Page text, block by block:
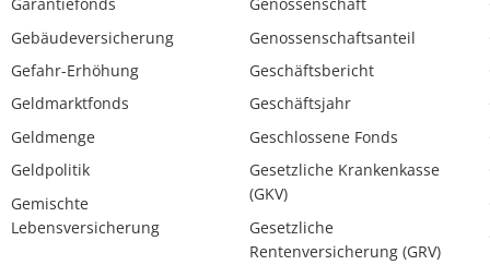
Gebäudeversicherung
Gefahr-Erhöhung
Geldmarktfonds
Geldmenge
Geldpolitik
Gemischte
Lebensversicherung
Genossenschaftsanteil
Geschäftsbericht
Geschäftsjahr
Geschlossene Fonds
Gesetzliche Krankenkasse
(GKV)
Gesetzliche
Rentenversicherung (GRV)